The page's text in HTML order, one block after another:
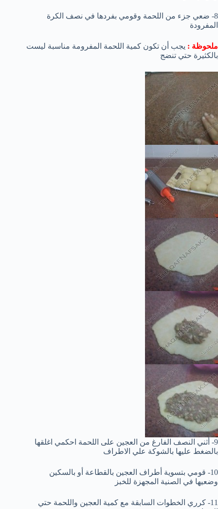
8- ضعي جزء من اللحمة وقومي بفردها في نصف الكرة
المفرودة
ملحوظة : يجب أن تكون كمية اللحمة المفرومة مناسبة ليست
بالكثيرة حتي تنضج
9- أثني النصف الفارغ من العجين على اللحمة احكمي اغلقها
بالضغط عليها بالشوكة علي الاطراف
10- قومي بتسوية أطراف العجين بالقطاعة أو بالسكين
وضعيها في الصنية المجهزة للخبز
11- كرري الخطوات السابقة مع كمية العجين واللحمة حتي